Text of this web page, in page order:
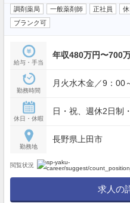
調剤薬局 一般薬剤師 正社員
ブランク可
給与・手当
年収480万円〜700
勤務時間
月火水木金／9：00
休日・休暇
日・祝、週休2日制
勤務地
長野県上田市
閲覧状況
求人の